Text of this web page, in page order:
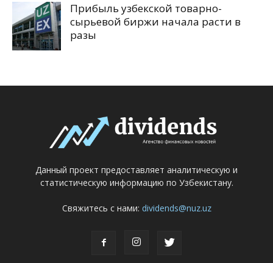
Прибыль узбекской товарно-
сырьевой биржи начала расти в
разы
Данный проект предоставляет аналитическую и
статистическую информацию по Узбекистану.
Свяжитесь с нами: dividends@nuz.uz